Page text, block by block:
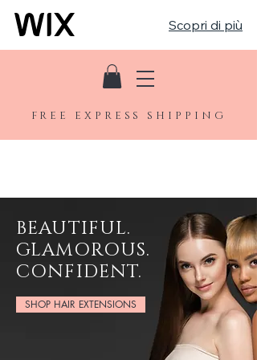
Scopri di più